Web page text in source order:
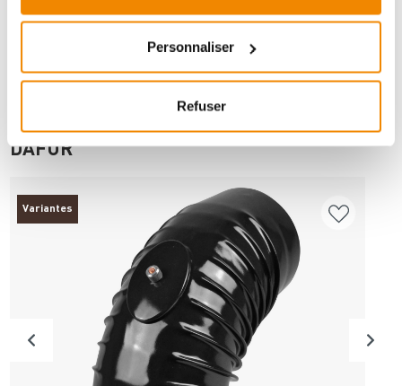
Personnaliser
Refuser
ANDERE INTERESSIERTEN SICH AUCH
DAFÜR
Variantes